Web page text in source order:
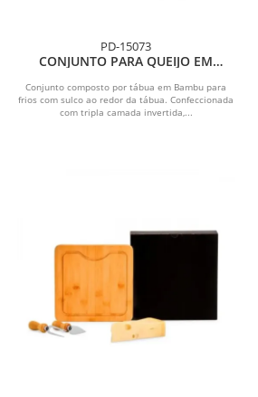
PD-15073
CONJUNTO PARA QUEIJO EM
Conjunto composto por tábua em Bambu para
frios com sulco ao redor da tábua. Confeccionada
com tripla camada invertida,...